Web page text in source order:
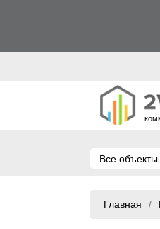
Все объекты
Главная